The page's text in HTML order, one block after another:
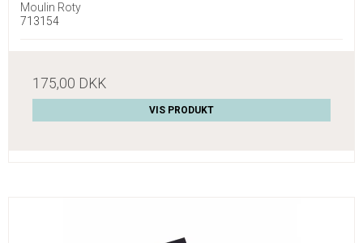
Moulin Roty
713154
175,00 DKK
VIS PRODUKT